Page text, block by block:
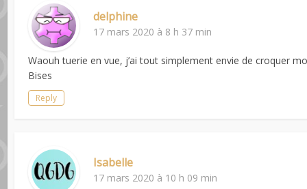
delphine
17 mars 2020 à 8 h 37 min
Waouh tuerie en vue, j’ai tout simplement envie de croquer
Bises
Reply
Isabelle
17 mars 2020 à 10 h 09 min